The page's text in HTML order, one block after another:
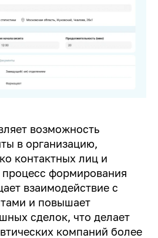
возможность
в организацию,
контактных лиц и
процесс формирования
взаимодействие с
и повышает
сделок, что делает
компаний более